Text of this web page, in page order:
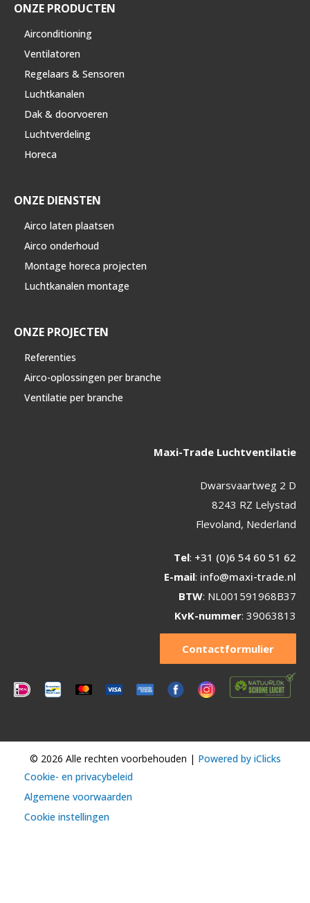
ONZE PRODUCTEN
Airconditioning
Ventilatoren
Regelaars & Sensoren
Luchtkanalen
Dak & doorvoeren
Luchtverdeling
Horeca
ONZE DIENSTEN
Airco laten plaatsen
Airco onderhoud
Montage horeca projecten
Luchtkanalen montage
ONZE PROJECTEN
Referenties
Airco-oplossingen per branche
Ventilatie per branche
Maxi-Trade Luchtventilatie
Dwarsvaartweg 2 D
8243 RZ Lelystad
Flevoland, Nederland
Tel: +31 (0)6 54 60 51 62
E-mail: info@maxi-trade.nl
BTW: NL001591968B37
KvK-nummer: 39063813
Contactformulier
© 2026 Alle rechten voorbehouden | Powered by iClicks
Cookie- en privacybeleid
Algemene voorwaarden
Cookie instellingen